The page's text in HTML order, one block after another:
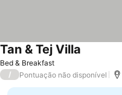
Bed & Breakfast
Tan & Tej Villa
/ Pontuação não disponível